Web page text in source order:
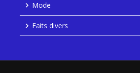
Mode
Faits divers